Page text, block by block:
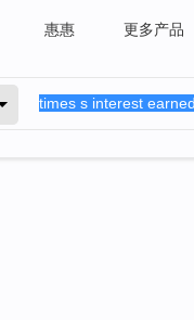
惠惠 更多产品